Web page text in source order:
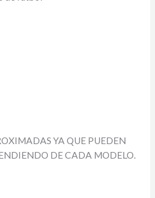
YA QUE PUEDEN
DE CADA MODELO.